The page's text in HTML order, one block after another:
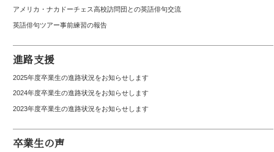
アメリカ・ナカドーチェス高校訪問団との英語俳句交流
英語俳句ツアー事前練習の報告
進路支援
2025年度卒業生の進路状況をお知らせします
2024年度卒業生の進路状況をお知らせします
2023年度卒業生の進路状況をお知らせします
卒業生の声